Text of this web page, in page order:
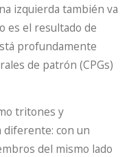
izquierda también va
es el resultado de
profundamente
de patrón (CPGs)
tritones y
diferente: con un
del mismo lado